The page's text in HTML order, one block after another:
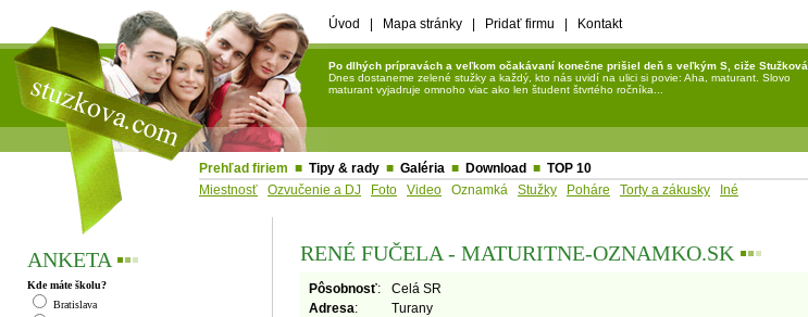
Úvod Mapa stránky Pridať firmu Kontakt
Po dlhých prípravách a veľkom očakávaní konečne prišiel deň s veľkým S, ciže Stužková.
Dnes dostaneme zelené stužky a každý, kto nás uvidí na ulici si povie: Aha, maturant. Slovo
maturant vyjadruje omnoho viac ako len študent štvrtého ročníka...
Prehľad firiem ■ Tipy & rady ■ Galéria ■ Download ■ TOP 10
Miestnosť
Ozvučenie a DJ Foto Video Oznamká Stužky Poháre Torty a zákusky Iné
ANKETA ▪▪▪
Kde máte školu?
Bratislava
RENÉ FUČELA - MATURITNE-OZNAMKO.SK ▪▪▪
Pôsobnosť:
Celá SR
Adresa:
Turany